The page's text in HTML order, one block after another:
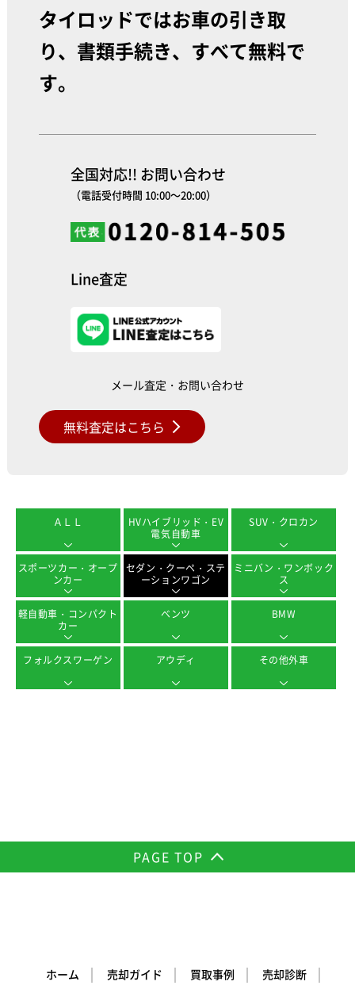
タイロッドではお車の引き取
り、書類手続き、すべて無料で
す。
全国対応!! お問い合わせ
（電話受付時間 10:00～20:00）
Line査定
メール査定・お問い合わせ
無料査定はこちら
ＡＬＬ
HVハイブリッド・EV
電気自動車
SUV・クロカン
スポーツカー・オープ
ンカー
セダン・クーペ・ステ
ーションワゴン
ミニバン・ワンボック
ス
軽自動車・コンパクト
カー
ベンツ BMW
フォルクスワーゲン アウディ その他外車
PAGE TOP
ホーム 売却ガイド 買取事例
売却診断